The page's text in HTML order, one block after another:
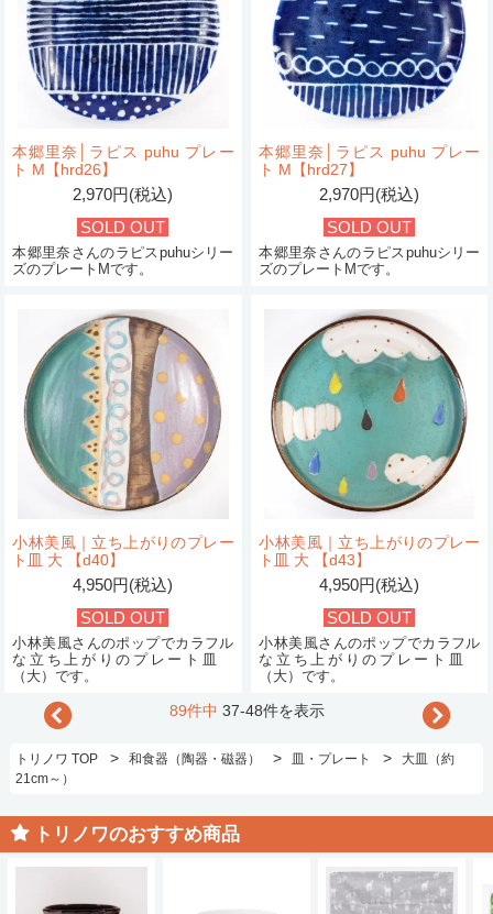
本郷里奈│ラピス puhu プレー
ト M【hrd26】
2,970円(税込)
SOLD OUT
本郷里奈さんのラピスpuhuシリー
ズのプレートMです。
本郷里奈│ラピス puhu プレー
ト M【hrd27】
2,970円(税込)
SOLD OUT
本郷里奈さんのラピスpuhuシリー
ズのプレートMです。
小林美風｜立ち上がりのプレー
ト皿 大 【d40】
4,950円(税込)
SOLD OUT
小林美風さんのポップでカラフル
な立ち上がりのプレート皿
（大）です。
小林美風｜立ち上がりのプレー
ト皿 大 【d43】
4,950円(税込)
SOLD OUT
小林美風さんのポップでカラフル
な立ち上がりのプレート皿
（大）です。
89件中 37-48件を表示
トリノワ TOP > 和食器（陶器・磁器） > 皿・プレート >
大皿（約
21cm～）
トリノワのおすすめ商品